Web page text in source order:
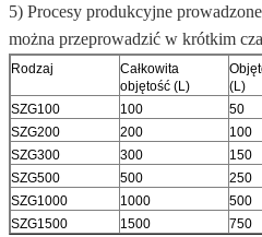
5) Procesy produkcyjne
można przeprowadzić w krótkim
Rodzaj
Całkowita
objętość (L)
(L)
SZG100
100 50
SZG200
200 100
SZG300
300 150
SZG500
500 250
SZG1000
1000 500
SZG1500
1500 750